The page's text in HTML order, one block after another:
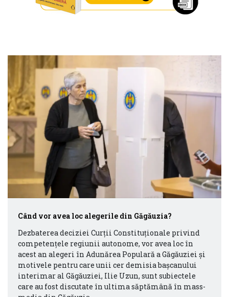
Când vor avea loc alegerile din Găgăuzia?
Dezbaterea deciziei Curții Constituționale privind
competențele regiunii autonome, vor avea loc în
acest an alegeri în Adunărea Populară a Găgăuziei și
motivele pentru care unii cer demisia bașcanului
interimar al Găgăuziei, Ilie Uzun, sunt subiectele
care au fost discutate în ultima săptămână în mass-